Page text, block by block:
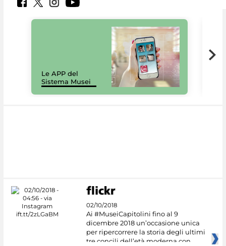
Le APP del
Sistema Musei
02/10/2018
Ai #MuseiCapitolini fino al 9
dicembre 2018 un’occasione unica
per ripercorrere la storia degli ultimi
tre concili dell’età moderna con